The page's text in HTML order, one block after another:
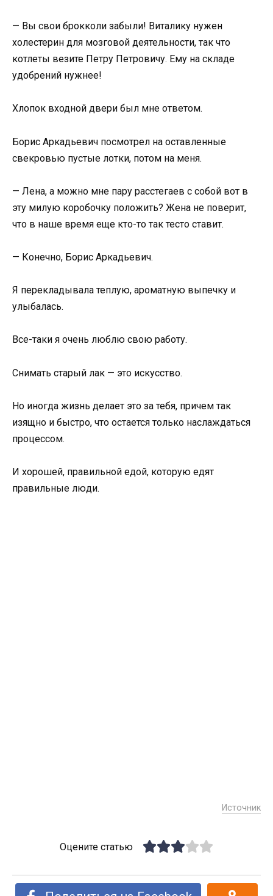
— Вы свои брокколи забыли! Виталику нужен
холестерин для мозговой деятельности, так что
котлеты везите Петру Петровичу. Ему на складе
удобрений нужнее!
Хлопок входной двери был мне ответом.
Борис Аркадьевич посмотрел на оставленные
свекровью пустые лотки, потом на меня.
— Лена, а можно мне пару расстегаев с собой вот в
эту милую коробочку положить? Жена не поверит,
что в наше время еще кто-то так тесто ставит.
— Конечно, Борис Аркадьевич.
Я перекладывала теплую, ароматную выпечку и
улыбалась.
Все-таки я очень люблю свою работу.
Снимать старый лак — это искусство.
Но иногда жизнь делает это за тебя, причем так
изящно и быстро, что остается только наслаждаться
процессом.
И хорошей, правильной едой, которую едят
правильные люди.
Источник
Оцените статью